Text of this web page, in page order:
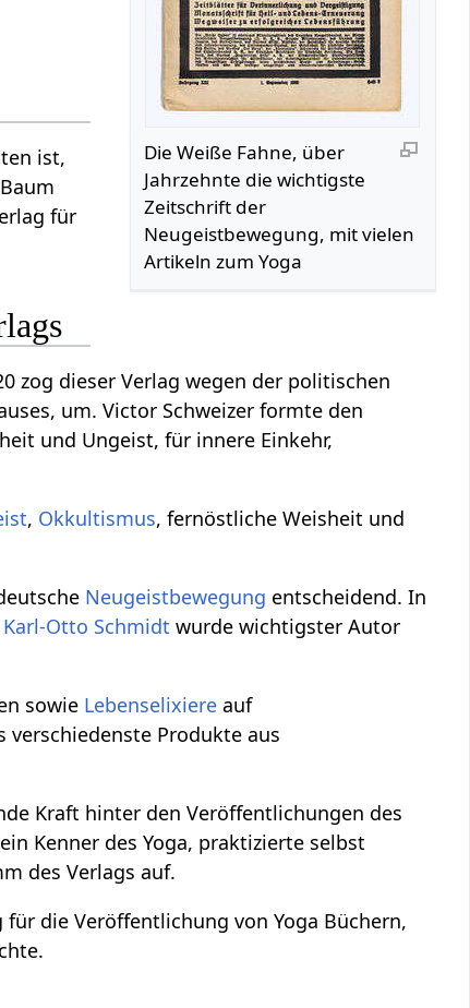
Die Weiße Fahne, über
Jahrzehnte die wichtigste
Zeitschrift der
Neugeistbewegung, mit vielen
Artikeln zum Yoga
ist,
für
zog dieser Verlag wegen der politischen
um. Victor Schweizer formte den
und Ungeist, für innere Einkehr,
, Okkultismus, fernöstliche Weisheit und
Neugeistbewegung entscheidend. In
Karl-Otto Schmidt wurde wichtigster Autor
sowie Lebenselixiere auf
verschiedenste Produkte aus
Kraft hinter den Veröffentlichungen des
Kenner des Yoga, praktizierte selbst
des Verlags auf.
für die Veröffentlichung von Yoga Büchern,